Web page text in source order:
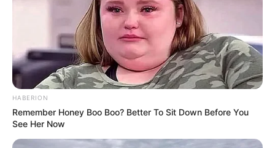
HABERION
Remember Honey Boo Boo? Better To Sit Down Before You
See Her Now